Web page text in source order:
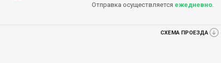
Отправка осуществляется ежедневно
СХЕМА ПРОЕЗДА